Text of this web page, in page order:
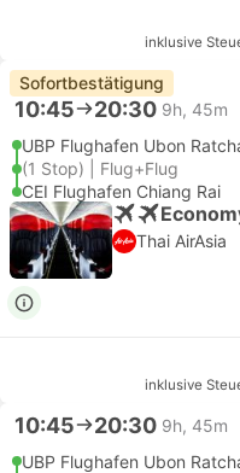
inklusive
Sofortbestätigung
10:45 20:30 9h, 45m
UBP Flughafen Ubon
(1 Stop) | Flug+Flug
CEI Flughafen Chiang Rai
Thai AirAsia
inklusive
10:45 20:30 9h, 45m
UBP Flughafen Ubon